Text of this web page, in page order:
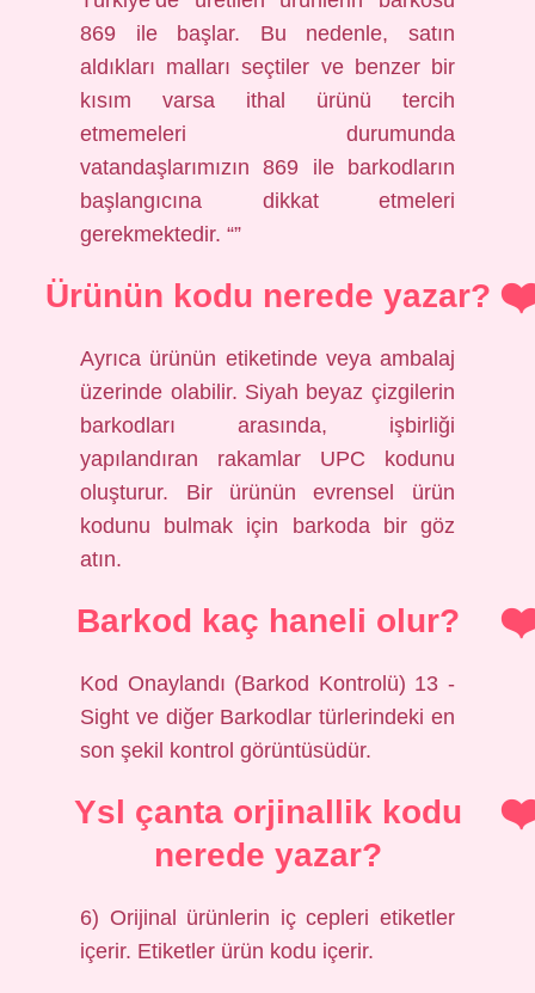
869 ile başlar. Bu nedenle, satın
aldıkları malları seçtiler ve benzer bir
kısım varsa ithal ürünü tercih
etmemeleri durumunda
vatandaşlarımızın 869 ile barkodların
başlangıcına dikkat etmeleri
gerekmektedir. “”
Ürünün kodu nerede yazar?
Ayrıca ürünün etiketinde veya ambalaj
üzerinde olabilir. Siyah beyaz çizgilerin
barkodları arasında, işbirliği
yapılandıran rakamlar UPC kodunu
oluşturur. Bir ürünün evrensel ürün
kodunu bulmak için barkoda bir göz
atın.
Barkod kaç haneli olur?
Kod Onaylandı (Barkod Kontrolü) 13 -
Sight ve diğer Barkodlar türlerindeki en
son şekil kontrol görüntüsüdür.
Ysl çanta orjinallik kodu
nerede yazar?
6) Orijinal ürünlerin iç cepleri etiketler
içerir. Etiketler ürün kodu içerir.